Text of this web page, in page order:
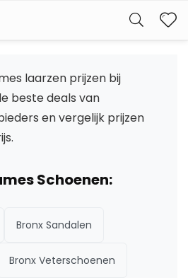
laarzen prijzen bij
beste deals van
en vergelijk prijzen
Schoenen:
Bronx Sandalen
Bronx Veterschoenen